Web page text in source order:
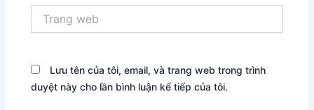
web
Lưu tên của tôi, email, và trang web trong trình
duyệt này cho lần bình luận kế tiếp của tôi.